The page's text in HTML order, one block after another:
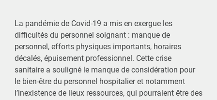
La pandémie de Covid-19 a mis en exergue les
difficultés du personnel soignant : manque de
personnel, efforts physiques importants, horaires
décalés, épuisement professionnel. Cette crise
sanitaire a souligné le manque de considération pour
le bien-être du personnel hospitalier et notamment
l’inexistence de lieux ressources, qui pourraient être des